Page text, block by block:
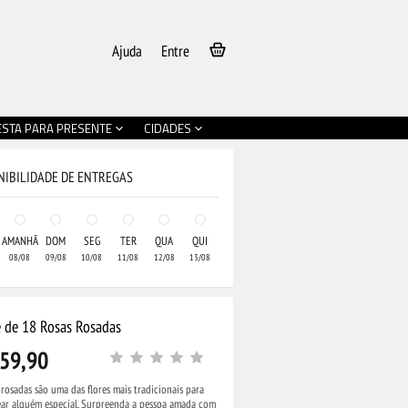
Entre
Ajuda
PARA PRESENTE CIDADES
DE ENTREGAS
AMANHÃ
08/08
DOM
09/08
SEG
10/08
TER
11/08
QUA
12/08
QUI
13/08
18 Rosas Rosadas
são uma das flores mais tradicionais para
alguém especial. Surpreenda a pessoa amada com